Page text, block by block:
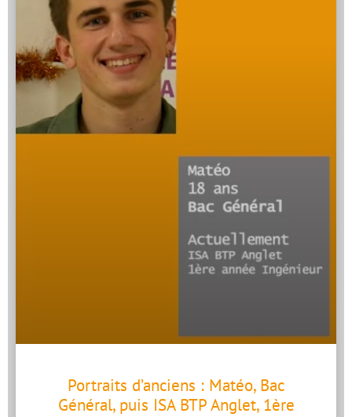
Portraits d’anciens : Matéo, Bac
Général, puis ISA BTP Anglet, 1ère